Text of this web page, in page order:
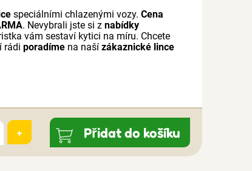
speciálními chlazenými vozy.Cena
. Nevybrali jste si znabídky
vám sestaví kytici na míru. Chcete
rádiporadíme na našízákaznické lince
+ Přidat do košíku